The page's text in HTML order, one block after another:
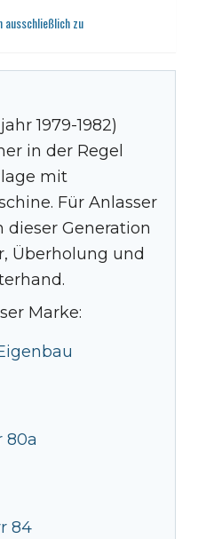
ausschließlich zu
1979-1982)
in der Regel
mit
Für Anlasser
Generation
Überholung und
Marke:
80a
84